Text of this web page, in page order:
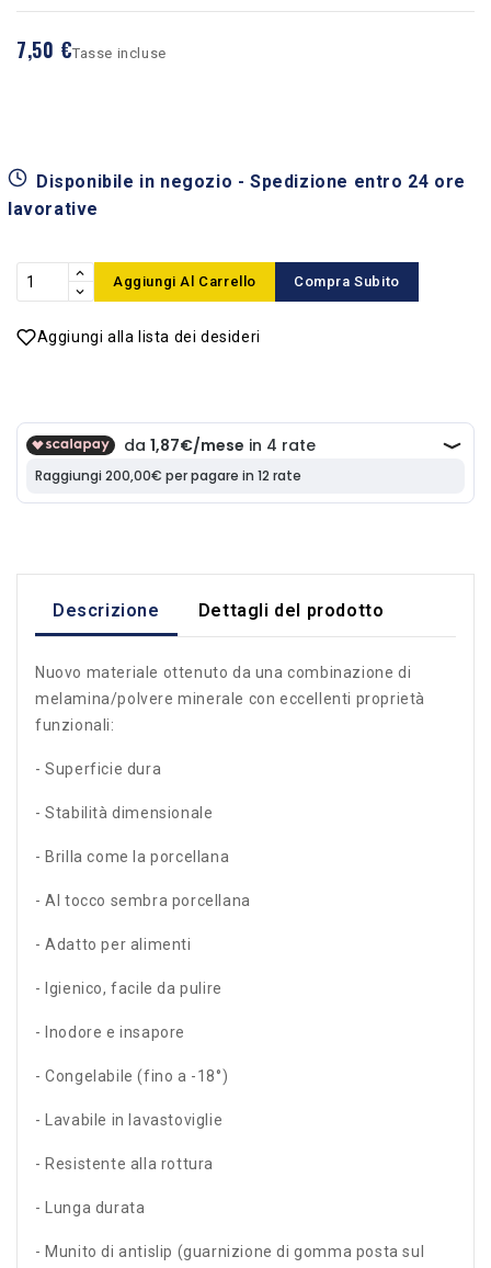
7,50 €Tasse incluse
Disponibile in negozio - Spedizione entro 24 ore
lavorative
Aggiungi Al Carrello Compra Subito
Aggiungi alla lista dei desideri
Descrizione Dettagli del prodotto
Nuovo materiale ottenuto da una combinazione di
melamina/polvere minerale con eccellenti proprietà
funzionali:
- Superficie dura
- Stabilità dimensionale
- Brilla come la porcellana
- Al tocco sembra porcellana
- Adatto per alimenti
- Igienico, facile da pulire
- Inodore e insapore
- Congelabile (fino a -18°)
- Lavabile in lavastoviglie
- Resistente alla rottura
- Lunga durata
- Munito di antislip (guarnizione di gomma posta sul